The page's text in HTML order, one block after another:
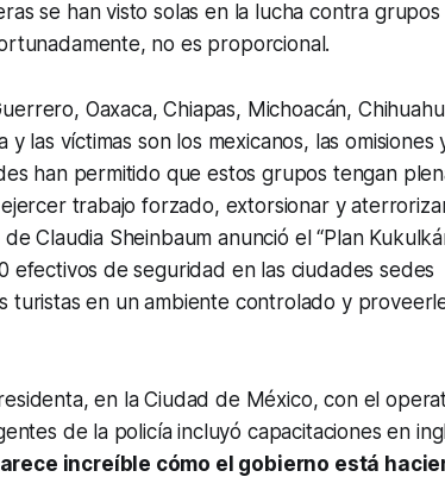
se han visto solas en la lucha contra grupos
no es proporcional.
Oaxaca, Chiapas, Michoacán,
las víctimas son los mexicanos, las omisiones
han permitido que estos grupos tengan
trabajo forzado, extorsionar y
Claudia Sheinbaum anunció el “Plan
efectivos de seguridad en las ciudades sedes
turistas en un ambiente controlado y
en la Ciudad de México, con el
de la policía incluyó capacitaciones en
increíble cómo el gobierno está